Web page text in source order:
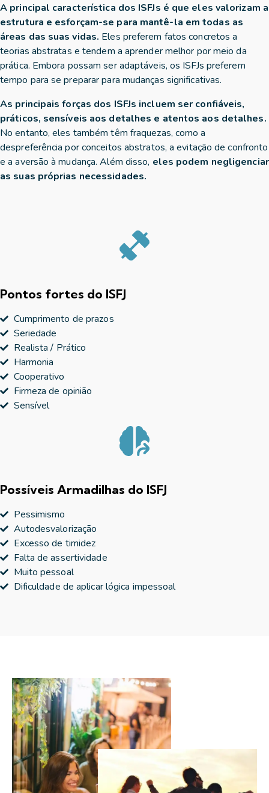
A principal característica dos ISFJs é que eles valorizam a
estrutura e esforçam-se para mantê-la em todas as
áreas das suas vidas. Eles preferem fatos concretos a
teorias abstratas e tendem a aprender melhor por meio da
prática. Embora possam ser adaptáveis, os ISFJs preferem
tempo para se preparar para mudanças significativas.
As principais forças dos ISFJs incluem ser confiáveis,
práticos, sensíveis aos detalhes e atentos aos detalhes.
No entanto, eles também têm fraquezas, como a
despreferência por conceitos abstratos, a evitação de confronto
e a aversão à mudança. Além disso, eles podem negligenciar
as suas próprias necessidades.
Pontos fortes do ISFJ
Cumprimento de prazos
Seriedade
Realista / Prático
Harmonia
Cooperativo
Firmeza de opinião
Sensível
Possíveis Armadilhas do ISFJ
Pessimismo
Autodesvalorização
Excesso de timidez
Falta de assertividade
Muito pessoal
Dificuldade de aplicar lógica impessoal